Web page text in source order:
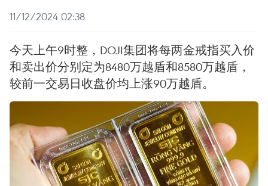
11/12/2024 02:38
今天上午9时整，DOJI集团将每两金戒指买入价
和卖出价分别定为8480万越盾和8580万越盾，
较前一交易日收盘价均上涨90万越盾。